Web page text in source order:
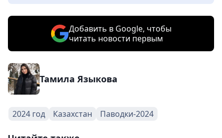
Добавить в Google, чтобы
читать новости первым
Тамила Языкова
2024 год Казахстан Паводки-2024